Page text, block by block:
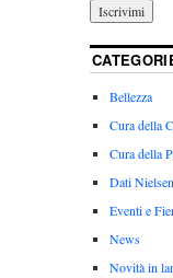
Bellezza
Cura della
Cura della
Dati Nielsen
Eventi e
News
Novità in